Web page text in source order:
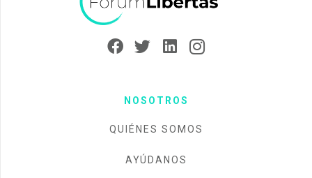
NOSOTROS
QUIÉNES SOMOS
AYÚDANOS